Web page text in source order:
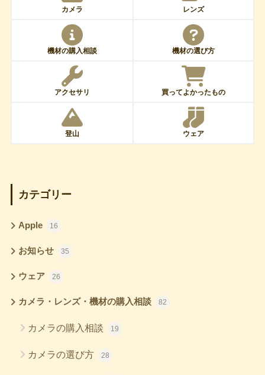
カメラ レンズ
機材の購入相談 機材の選び方
アクセサリ 買ってよかったもの
登山 ウェア
カテゴリー
Apple 16
お知らせ 35
ウェア 26
カメラ・レンズ・機材の購入相談 82
カメラの購入相談 19
カメラの選び方 28